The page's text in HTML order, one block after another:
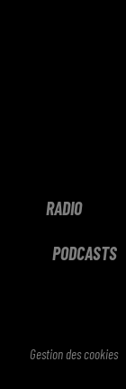
RADIO
PODCASTS
Gestion des cookies